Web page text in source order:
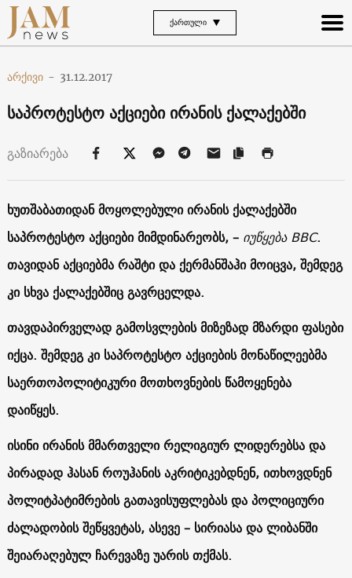
ᲥᲐᲠᲗᲣᲚᲘ
არქივი - 31.12.2017
საპროტესტო აქციები ირანის ქალაქებში
გაზიარება
ხუთშაბათიდან მოყოლებული ირანის ქალაქებში
საპროტესტო აქციები მიმდინარეობს, – იუწყება ВВС.
თავიდან აქციებმა რაშტი და ქერმანშაჰი მოიცვა, შემდეგ
კი სხვა ქალაქებშიც გავრცელდა.
თავდაპირველად გამოსვლების მიზეზად მზარდი ფასები
იქცა. შემდეგ კი საპროტესტო აქციების მონაწილეებმა
საერთოპოლიტიკური მოთხოვნების წამოყენება
დაიწყეს.
ისინი ირანის მმართველი რელიგიურ ლიდერებსა და
პირადად ჰასან როუჰანის აკრიტიკებდნენ, ითხოვდნენ
პოლიტპატიმრების გათავისუფლებას და პოლიციური
ძალადობის შეწყვეტას, ასევე – სირიასა და ლიბანში
შეიარაღებულ ჩარევაზე უარის თქმას.